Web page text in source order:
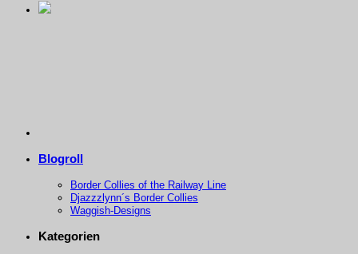
Blogroll
Border Collies of the Railway Line
Djazzzlynn´s Border Collies
Waggish-Designs
Kategorien